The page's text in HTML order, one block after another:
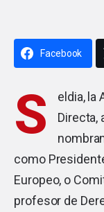
Facebook
S
eldia, la
Directa,
como
Europeo, o
profesor de